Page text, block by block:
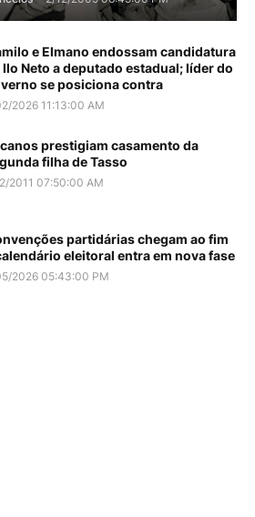
e Elmano endossam candidatura
Ilo Neto a deputado estadual; líder do
se posiciona contra
2026 11:13:00 AM
prestigiam casamento da
filha de Tasso
2011 07:50:00 AM
partidárias chegam ao fim
eleitoral entra em nova fase
2026 05:43:00 PM